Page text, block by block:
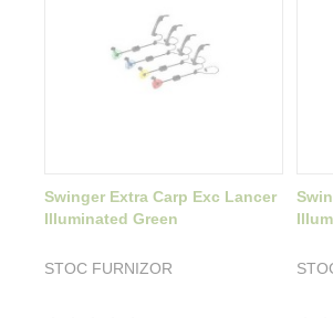
Swinger Extra Carp Exc Lancer
Illuminated Green
STOC FURNIZOR